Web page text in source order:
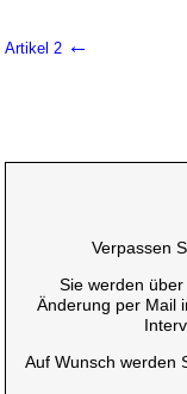
Artikel 2 ←
Verpassen
Sie werden
Änderung per Mail
Auf Wunsch werden